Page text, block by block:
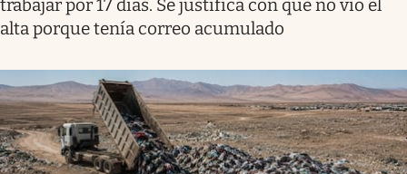
trabajar por 17 días. Se justifica con que no vio el
alta porque tenía correo acumulado